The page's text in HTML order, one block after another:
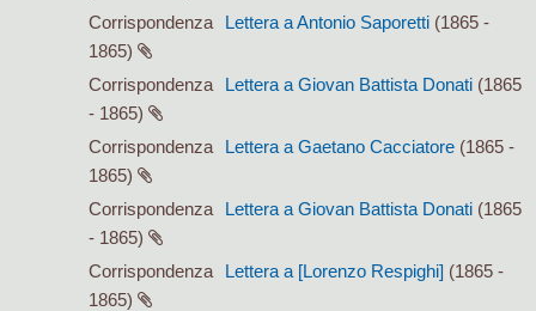
Corrispondenza
Lettera a Antonio Saporetti (1865 -
1865)
Corrispondenza
Lettera a Giovan Battista Donati (1865
- 1865)
Corrispondenza
Lettera a Gaetano Cacciatore (1865 -
1865)
Corrispondenza
Lettera a Giovan Battista Donati (1865
- 1865)
Corrispondenza
Lettera a [Lorenzo Respighi] (1865 -
1865)